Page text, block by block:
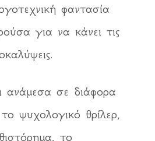
φαντασία
για να κάνει τις
ανάμεσα σε διάφορα
ψυχολογικό θρίλερ,
το